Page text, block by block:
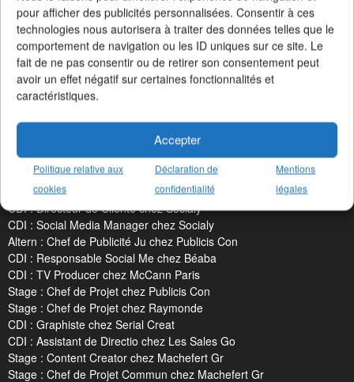
pour afficher des publicités personnalisées. Consentir à ces
technologies nous autorisera à traiter des données telles que le
comportement de navigation ou les ID uniques sur ce site. Le
fait de ne pas consentir ou de retirer son consentement peut
avoir un effet négatif sur certaines fonctionnalités et
caractéristiques.
Accepter
Politique relative aux
cookies
Déclaration de
confidentialité
Mentions
légales
Un Job dans la Pub en 3 chiffres clés
+19414 offres d'emploipubliées
+2164 agenceset annonceurs
+187 métiersréférencés
LES DERNIERS JOBS PUBLIÉS
CDI : Directeur de Clientè chez Socialy
CDI : Social Media Manager chez Socialy
Altern : Chef de Publicité Ju chez Publicis Con
CDI : Responsable Social Me chez Béaba
CDI : TV Producer chez McCann Paris
Stage : Chef de Projet chez Publicis Con
Stage : Chef de Projet chez Raymonde
CDI : Graphiste chez Serial Creat
CDI : Assistant de Directio chez Les Sales Go
Stage : Content Creator chez Machefert Gr
Stage : Chef de Projet Commun chez Machefert Gr